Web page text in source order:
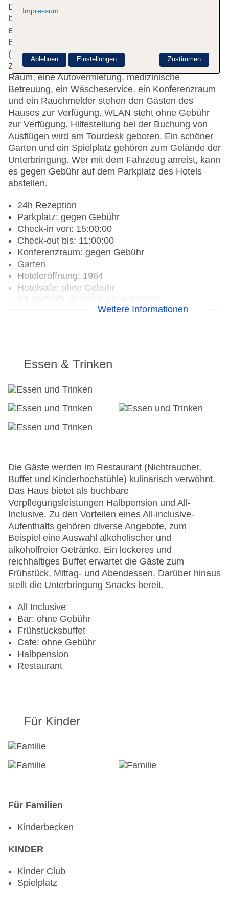
Dieses Hotel wurde 2024 modernisiert. Das Hotel
bietet 206 Zimmer auf 6 Etagen, die mit 4 Aufzügen
erreichbar sind. An der Rezeption im
Empfangsbereich steht mehrsprachiges Personal
(Englisch, Deutsch, Französisch) mit Rat und Tat
zur Seite. Eine Gepäckaufbewahrung, ein TV-
Raum, eine Autovermietung, medizinische
Betreuung, ein Wäscheservice, ein Konferenzraum
und ein Rauchmelder stehen den Gästen des
Hauses zur Verfügung. WLAN steht ohne Gebühr
zur Verfügung. Hilfestellung bei der Buchung von
Ausflügen wird am Tourdesk geboten. Ein schöner
Garten und ein Spielplatz gehören zum Gelände der
Unterbringung. Wer mit dem Fahrzeug anreist, kann
es gegen Gebühr auf dem Parkplatz des Hotels
abstellen.
24h Rezeption
Parkplatz: gegen Gebühr
Check-in von: 15:00:00
Check-out bis: 11:00:00
Konferenzraum: gegen Gebühr
Garten
Hoteleröffnung: 1964
Hotelsafe: ohne Gebühr
Letzte umfassende Renovierung: 2024
Sonnenterrasse: ohne Gebühr
Gesamtanzahl der Stockwerke: 6
Pools:Kinderbecken, Outdoor Pool,
Sonnenschirme am Pool, Liegen am Pool
Mastercard, Visa
Weitere Informationen
Essen & Trinken
Die Gäste werden im Restaurant (Nichtraucher,
Buffet und Kinderhochstühle) kulinarisch verwöhnt.
Das Haus bietet als buchbare
Verpflegungsleistungen Halbpension und All-
Inclusive. Zu den Vorteilen eines All-inclusive-
Aufenthalts gehören diverse Angebote, zum
Beispiel eine Auswahl alkoholischer und
alkoholfreier Getränke. Ein leckeres und
reichhaltiges Buffet erwartet die Gäste zum
Frühstück, Mittag- und Abendessen. Darüber hinaus
stellt die Unterbringung Snacks bereit.
All Inclusive
Bar: ohne Gebühr
Frühstücksbuffet
Cafe: ohne Gebühr
Halbpension
Restaurant
Für Kinder
Für Familien
Kinderbecken
KINDER
Kinder Club
Spielplatz
Impressum
Zustimmen
Ablehnen Einstellungen